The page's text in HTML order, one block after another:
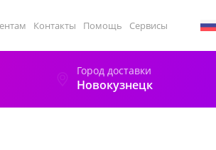
Контакты Помощь Сервисы
Город доставки
Новокузнецк